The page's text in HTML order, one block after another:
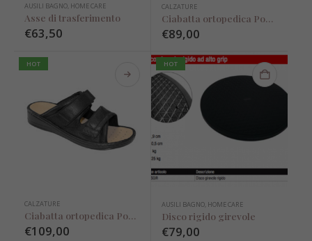
AUSILI BAGNO HOME CARE
Asse di trasferimento
€63,50
CALZATURE
Ciabatta ortopedica Podartis Alipes blu
€89,00
HOT
CALZATURE
Ciabatta ortopedica Podartis Michelangelo nero
€109,00
HOT
AUSILI BAGNO, HOME CARE
Disco rigido girevole
€79,00
Disco rigido girevole
€
Asse di trasferimento
€ 63,50
Sedia comoda per wc e doccia
Disco rigido
Asse di